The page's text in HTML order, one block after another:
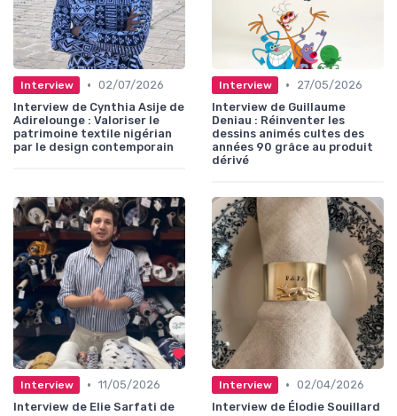
Interview • 02/07/2026
Interview de Cynthia Asije de
Adirelounge : Valoriser le
patrimoine textile nigérian
par le design contemporain
Interview •
27/05/2026
Interview de Guillaume
Deniau : Réinventer les
dessins animés cultes des
années 90 grâce au produit
dérivé
Interview • 11/05/2026
Interview de Elie Sarfati de
Interview • 02/04/2026
Interview de Élodie Souillard